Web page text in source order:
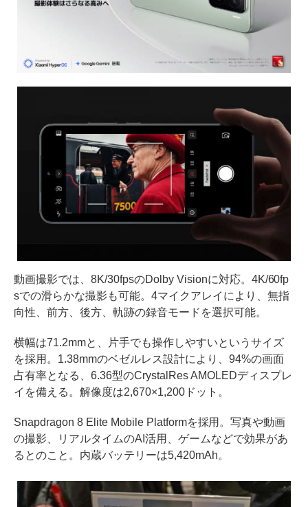
動画撮影では、8K/30fpsのDolby Visionに対応。4K/60fp
sでの滑らかな撮影も可能。4マイクアレイにより、無指
向性、前方、後方、軌跡の録音モードを選択可能。
横幅は71.2mmと、片手でも操作しやすいというサイズ
を採用。1.38mmのベゼルレス設計により、94%の画面
占有率となる、6.36型のCrystalRes AMOLEDディスプレ
イを備える。解像度は2,670×1,200ドット。
Snapdragon 8 Elite Mobile Platformを採用。写真や動画
の撮影、リアルタイムのAI活用、ゲームなどで効果があ
るとのこと。内蔵バッテリーは5,420mAh。